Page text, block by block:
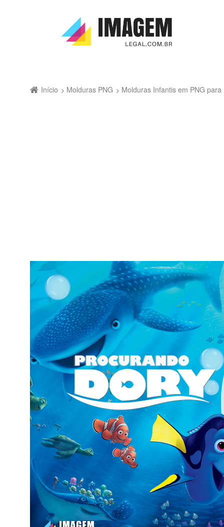
Início Molduras PNG Molduras Infantis em PNG